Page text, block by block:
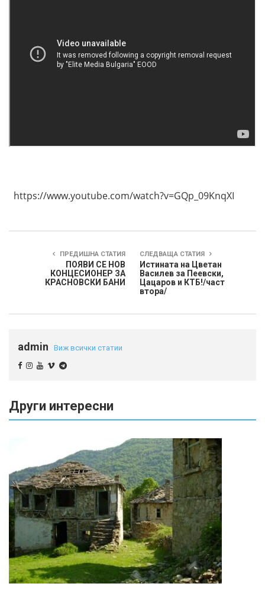
https://www.youtube.com/watch?v=GQp_09KnqXI
ПРЕДИШНА СТАТИЯ
ПОЯВИ СЕ НОВ
КОНЦЕСИОНЕР ЗА
КРАСНОВСКИ БАНИ
СЛЕДВАЩА СТАТИЯ
Истината на Цветан
Василев за Пеевски,
Цацаров и КТБ!/част
втора/
admin Виж всички статии
Други интересни